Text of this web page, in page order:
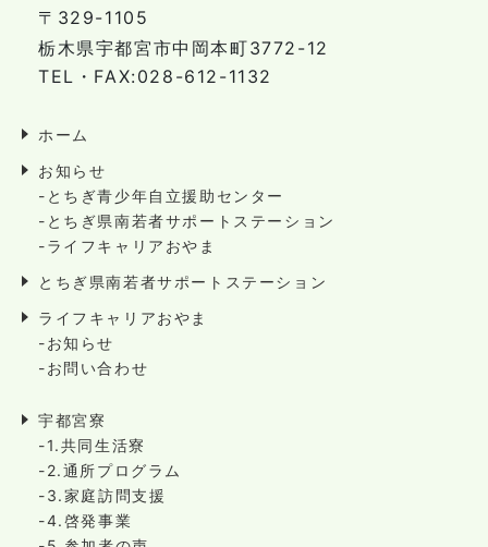
〒329-1105
栃木県宇都宮市中岡本町3772-12
TEL・FAX:028-612-1132
ホーム
お知らせ
-とちぎ青少年自立援助センター
-とちぎ県南若者サポートステーション
-ライフキャリアおやま
とちぎ県南若者サポートステーション
ライフキャリアおやま
-お知らせ
-お問い合わせ
宇都宮寮
-1.共同生活寮
-2.通所プログラム
-3.家庭訪問支援
-4.啓発事業